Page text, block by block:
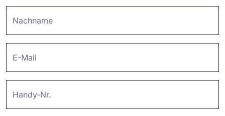
Nachname
E-Mail
Handy-Nr.